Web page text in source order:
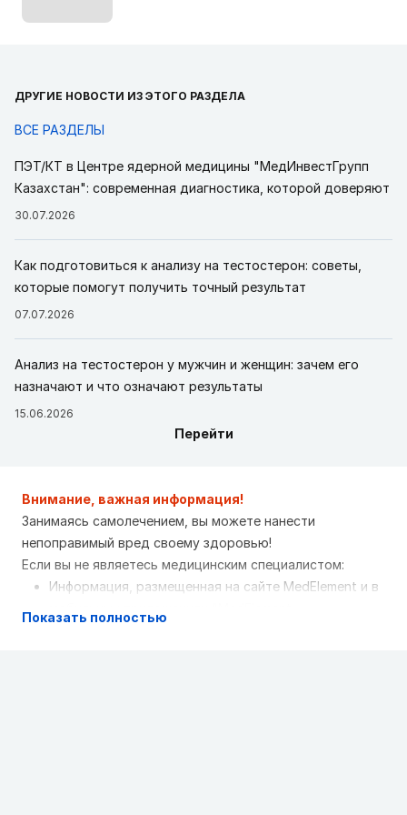
Клинические протоколы МЗ РК - 2016
2017 (Россия)
МЗ РК - 2018
челюстно-лицевой области
Клинические протоколы
2006-2019 (Беларусь)
Ревматические заболевания у взрослых
Клинические протоколы 2006-2019 (Беларусь)
Деформирующий коксартрозКлинические
протоколы 2006-2019 (Беларусь)
Дисплазия тазобедренных суставов и болезнь
Диагностика и лечение ортопедо-
травматологических больныхКлинические
протоколы 2006-2019 (Беларусь)
Повреждение мениска коленного сустава
(Россия)
ГонартрозКлинические рекомендации РФ 2021
(Россия)
ДРУГИЕ НОВОСТИ ИЗ ЭТОГО РАЗДЕЛА
ВСЕ РАЗДЕЛЫ
ПЭТ/КТ в Центре ядерной медицины "МедИнвестГрупп
Казахстан": современная диагностика, которой доверяют
30.07.2026
Как подготовиться к анализу на тестостерон: советы,
которые помогут получить точный результат
07.07.2026
Анализ на тестостерон у мужчин и женщин: зачем его
назначают и что означают результаты
15.06.2026
Перейти
Внимание, важная информация!
Занимаясь самолечением, вы можете нанести
непоправимый вред своему здоровью!
Если вы не являетесь медицинским специалистом:
Информация, размещенная на сайте MedElement и в
Показать полностью